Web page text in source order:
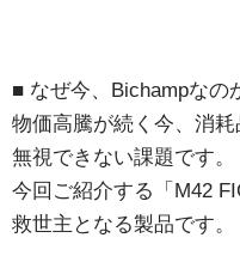
■ なぜ今、Bichampなの
物価高騰が続く今、消
無視できない課題です。
今回ご紹介する「M42
救世主となる製品です。